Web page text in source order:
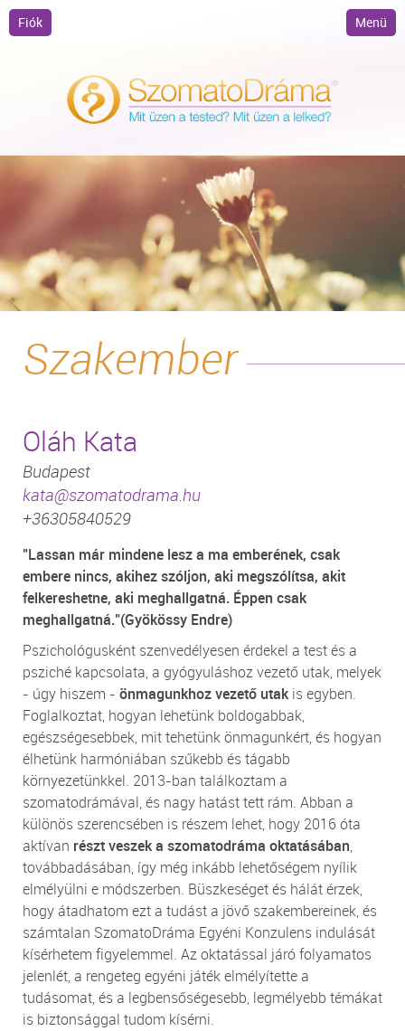
Fiók Menü
Szakember
Oláh Kata
Budapest
kata@szomatodrama.hu
+36305840529
"Lassan már mindene lesz a ma emberének, csak
embere nincs, akihez szóljon, aki megszólítsa, akit
felkereshetne, aki meghallgatná. Éppen csak
meghallgatná."(Gyökössy Endre)
Pszichológusként szenvedélyesen érdekel a test és a
psziché kapcsolata, a gyógyuláshoz vezető utak, melyek
- úgy hiszem - önmagunkhoz vezető utak is egyben.
Foglalkoztat, hogyan lehetünk boldogabbak,
egészségesebbek, mit tehetünk önmagunkért, és hogyan
élhetünk harmóniában szűkebb és tágabb
környezetünkkel. 2013-ban találkoztam a
szomatodrámával, és nagy hatást tett rám. Abban a
különös szerencsében is részem lehet, hogy 2016 óta
aktívan részt veszek a szomatodráma oktatásában,
továbbadásában, így még inkább lehetőségem nyílik
elmélyülni e módszerben. Büszkeséget és hálát érzek,
hogy átadhatom ezt a tudást a jövő szakembereinek, és
számtalan SzomatoDráma Egyéni Konzulens indulását
kísérhetem figyelemmel. Az oktatással járó folyamatos
jelenlét, a rengeteg egyéni játék elmélyítette a
tudásomat, és a legbensőségesebb, legmélyebb témákat
is biztonsággal tudom kísérni.